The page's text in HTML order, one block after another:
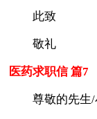
此致
敬礼
医药求职信 篇7
尊敬的先生/